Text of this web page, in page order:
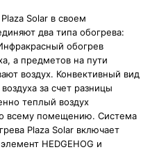
Solar в своем
два типа обогрева:
обогрев
а предметов на пути
воздух. Конвективный вид
за счет разницы
теплый воздух
всему помещению. Система
Plaza Solar включает
HEDGEHOG и